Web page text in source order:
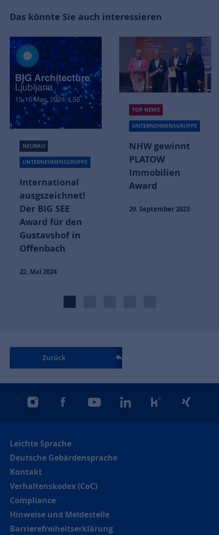
Das könnte Sie auch interessieren
NEUBAU
UNTERNEHMENSGRUPPE
International
ausgszeichnet!
Der BIG SEE
Award für den
Gustavshof in
Offenbach
22. Mai 2024
TOP NEWS
UNTERNEHMENSGRUPPE
NHW gewinnt
PLATOW
Immobilien
Award
29. September 2023
Zurück
instagramfacebookyoutubelinkedinkununuxing
Leichte Sprache
Deutsche Gebärdensprache
Kontakt
Verhaltenskodex (CoC)
Compliance
Hinweise und Meldestelle
Barrierefreiheitserklärung